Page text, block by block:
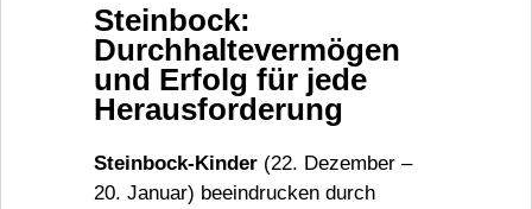
Steinbock:
Durchhaltevermögen
und Erfolg für jede
Herausforderung
Steinbock-Kinder (22. Dezember –
20. Januar) beeindrucken durch